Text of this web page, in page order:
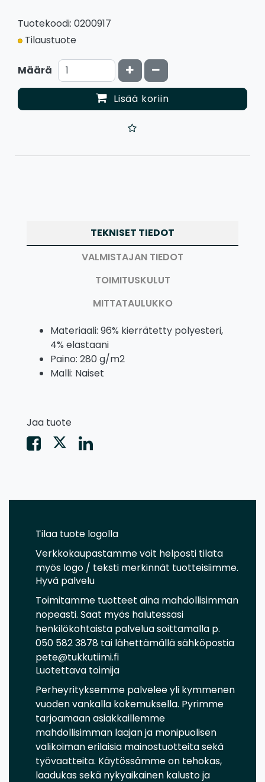
Tuotekoodi: 0200917
Tilaustuote
Määrä Kasvata määrää
Vähennä määrää
Lisää koriin
TEKNISET TIEDOT
VALMISTAJAN TIEDOT
TOIMITUSKULUT
MITTATAULUKKO
Materiaali: 96% kierrätetty polyesteri,
4% elastaani
Paino: 280 g/m2
Malli: Naiset
Jaa tuote
Tilaa tuote logolla
Verkkokaupastamme voit helposti tilata
myös logo / teksti merkinnät tuotteisiimme.
Hyvä palvelu
Toimitamme tuotteet aina mahdollisimman
nopeasti. Saat myös halutessasi
henkilökohtaista palvelua soittamalla p.
050 582 3878 tai lähettämällä sähköpostia
pete@tukkutiimi.fi
Luotettava toimija
Perheyrityksemme palvelee yli kymmenen
vuoden vankalla kokemuksella. Pyrimme
tarjoamaan asiakkaillemme
mahdollisimman laajan ja monipuolisen
valikoiman erilaisia mainostuotteita sekä
työvaatteita. Käytössämme on tehokas,
laadukas sekä nykyaikainen kalusto ja